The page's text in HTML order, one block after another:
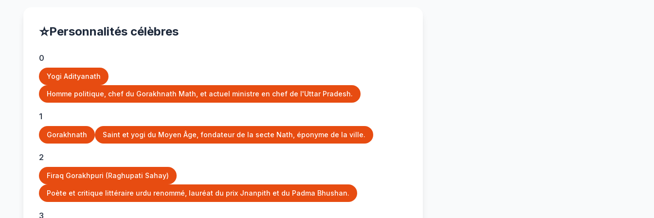
⭐Personnalités célèbres
0
Yogi Adityanath
Homme politique, chef du Gorakhnath Math, et actuel ministre en chef de l'Uttar Pradesh.
1
Gorakhnath Saint et yogi du Moyen Âge, fondateur de la secte Nath, éponyme de la ville.
2
Firaq Gorakhpuri (Raghupati Sahay)
Poète et critique littéraire urdu renommé, lauréat du prix Jnanpith et du Padma Bhushan.
3